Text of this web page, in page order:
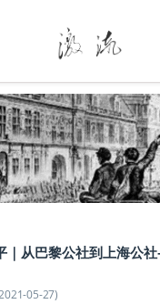
｜从巴黎公社到上海公
05-27)